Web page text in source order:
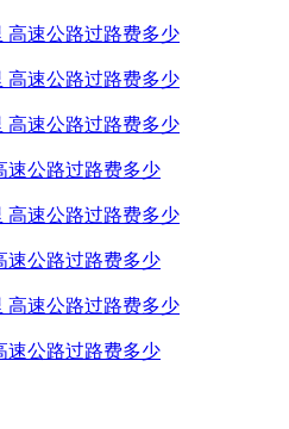
高速公路过路费多少
高速公路过路费多少
高速公路过路费多少
速公路过路费多少
高速公路过路费多少
速公路过路费多少
高速公路过路费多少
速公路过路费多少